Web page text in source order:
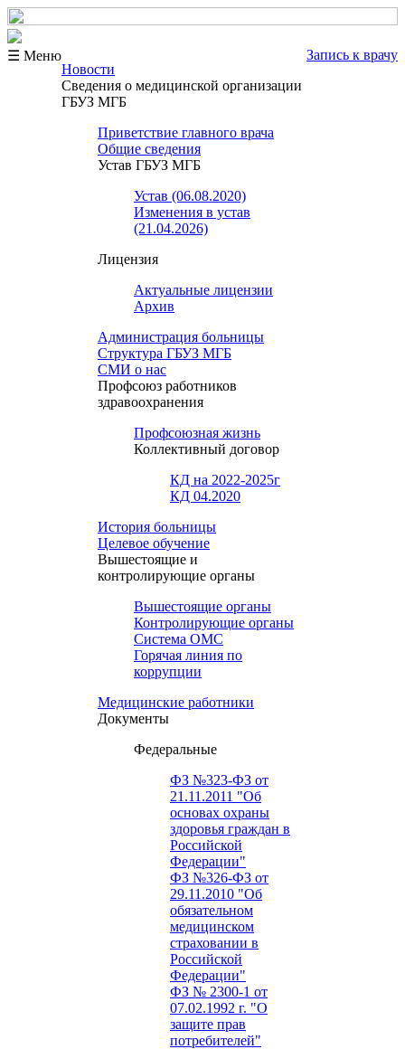
☰ Меню
Запись к врачу
Новости
Сведения о медицинской организации
ГБУЗ МГБ
Приветствие главного врача
Общие сведения
Устав ГБУЗ МГБ
Устав (06.08.2020)
Изменения в устав
(21.04.2026)
Лицензия
Актуальные лицензии
Архив
Администрация больницы
Структура ГБУЗ МГБ
СМИ о нас
Профсоюз работников
здравоохранения
Профсоюзная жизнь
Коллективный договор
КД на 2022-2025г
КД 04.2020
История больницы
Целевое обучение
Вышестоящие и
контролирующие органы
Вышестоящие органы
Контролирующие органы
Система ОМС
Горячая линия по
коррупции
Медицинские работники
Документы
Федеральные
ФЗ №323-ФЗ от
21.11.2011 "Об
основах охраны
здоровья граждан в
Российской
Федерации"
ФЗ №326-ФЗ от
29.11.2010 "Об
обязательном
медицинском
страховании в
Российской
Федерации"
ФЗ № 2300-1 от
07.02.1992 г. "О
защите прав
потребителей"